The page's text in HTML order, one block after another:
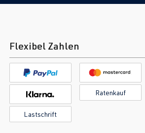
Flexibel Zahlen
Ratenkauf
Lastschrift